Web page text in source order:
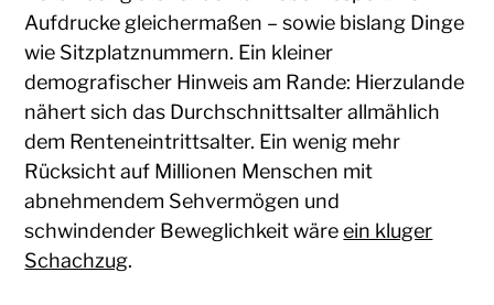
Aufdrucke gleichermaßen – sowie bislang Dinge
wie Sitzplatznummern. Ein kleiner
demografischer Hinweis am Rande: Hierzulande
nähert sich das Durchschnittsalter allmählich
dem Renteneintrittsalter. Ein wenig mehr
Rücksicht auf Millionen Menschen mit
abnehmendem Sehvermögen und
schwindender Beweglichkeit wäreein kluger
Schachzug.